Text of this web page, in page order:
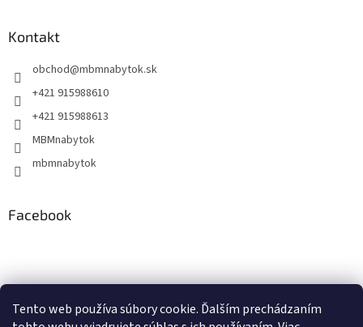
Tento web používa súbory cookie. Ďalším prechádzaním
Kontakt
obchod@mbmnabytok.sk
+421 915988610
+421 915988613
MBMnabytok
mbmnabytok
Facebook
Nákupný košík